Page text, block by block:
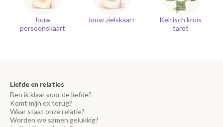
Jouw
persoonskaart
Jouw zielskaart
Keltisch kruis
tarot
Liefde en relaties
Ben ik klaar voor de liefde?
Komt mijn ex terug?
Waar staat onze relatie?
Worden we samen gelukkig?